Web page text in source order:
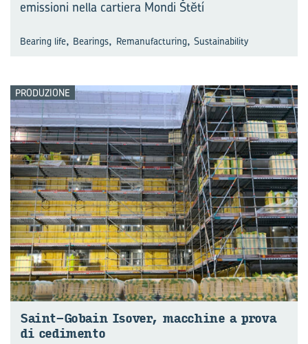
emissioni nella cartiera Mondi Štĕtí
Bearing life, Bearings, Remanufacturing, Sustainability
PRODUZIONE
Saint-​Gobain Iso­ver, mac­chi­ne a prova
di ce­di­men­to